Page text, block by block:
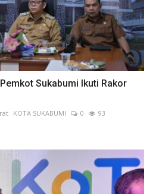
Sukabumi Ikuti Rakor
KOTA SUKABUMI 0
93